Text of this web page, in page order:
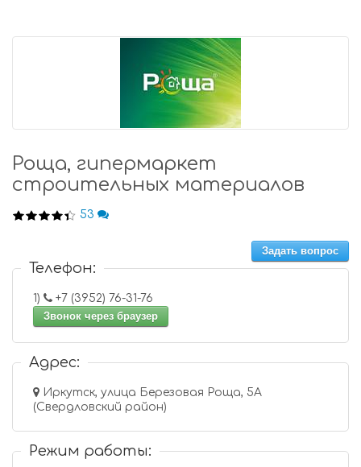
Роща, гипермаркет
строительных материалов
53
Задать вопрос
Телефон:
1)
+7 (3952) 76-31-76
Звонок через браузер
Адрес:
Иркутск, улица Березовая Роща, 5А
(Свердловский район)
Режим работы: